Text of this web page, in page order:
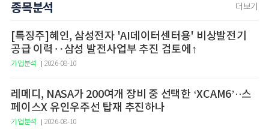
종목분석 더보기
[특징주]혜인, 삼성전자 'AI데이터센터용' 비상발전기
공급 이력‥삼성 발전사업부 추진 검토에↑
기업분석 2026-08-10
레메디, NASA가 200여개 장비 중 선택한 ‘XCAM6’··스
페이스X 유인우주선 탑재 추진하나
기업분석 2026-08-10